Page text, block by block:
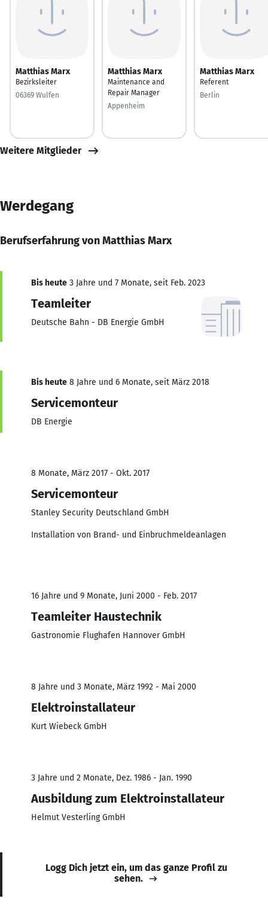
Matthias Marx
Bezirksleiter
06369 Wulfen
Matthias Marx
Maintenance and
Repair Manager
Appenheim
Matthias Marx
Referent
Berlin
Weitere Mitglieder
Werdegang
Berufserfahrung von Matthias Marx
Bis heute 3 Jahre und 7 Monate, seit Feb. 2023
Teamleiter
Deutsche Bahn - DB Energie GmbH
Bis heute 8 Jahre und 6 Monate, seit März 2018
Servicemonteur
DB Energie
8 Monate, März 2017 - Okt. 2017
Servicemonteur
Stanley Security Deutschland GmbH
Installation von Brand- und Einbruchmeldeanlagen
16 Jahre und 9 Monate, Juni 2000 - Feb. 2017
Teamleiter Haustechnik
Gastronomie Flughafen Hannover GmbH
8 Jahre und 3 Monate, März 1992 - Mai 2000
Elektroinstallateur
Kurt Wiebeck GmbH
3 Jahre und 2 Monate, Dez. 1986 - Jan. 1990
Ausbildung zum Elektroinstallateur
Helmut Vesterling GmbH
Logg Dich jetzt ein, um das ganze Profil zu
sehen.